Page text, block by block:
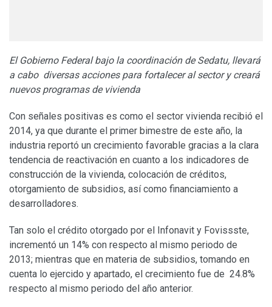
El Gobierno Federal bajo la coordinación de Sedatu, llevará
a cabo diversas acciones para fortalecer al sector y creará
nuevos programas de vivienda
Con señales positivas es como el sector vivienda recibió el
2014, ya que durante el primer bimestre de este año, la
industria reportó un crecimiento favorable gracias a la clara
tendencia de reactivación en cuanto a los indicadores de
construcción de la vivienda, colocación de créditos,
otorgamiento de subsidios, así como financiamiento a
desarrolladores.
Tan solo el crédito otorgado por el Infonavit y Fovissste,
incrementó un 14% con respecto al mismo periodo de
2013; mientras que en materia de subsidios, tomando en
cuenta lo ejercido y apartado, el crecimiento fue de 24.8%
respecto al mismo periodo del año anterior.